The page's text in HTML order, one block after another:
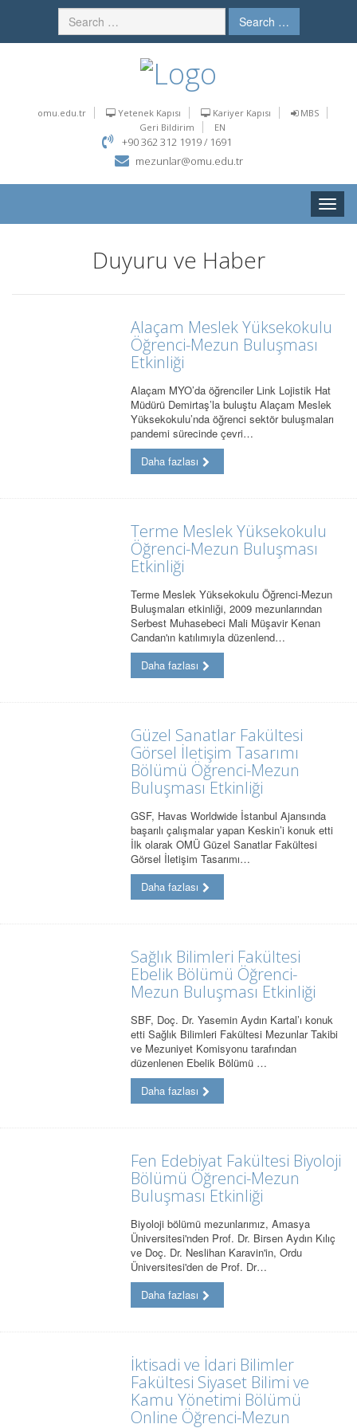
Search …
omu.edu.tr Yetenek Kapısı Kariyer Kapısı
MBS
Geri Bildirim
EN
+90 362 312 1919 / 1691
mezunlar@omu.edu.tr
Toggle
Duyuru ve Haber
Alaçam Meslek Yüksekokulu
Öğrenci-Mezun Buluşması
Etkinliği
Alaçam MYO’da öğrenciler Link Lojistik Hat
Müdürü Demirtaş’la buluştu Alaçam Meslek
Yüksekokulu’nda öğrenci sektör buluşmaları
pandemi sürecinde çevri…
Daha fazlası
Terme Meslek Yüksekokulu
Öğrenci-Mezun Buluşması
Etkinliği
Terme Meslek Yüksekokulu Öğrenci-Mezun
Buluşmaları etkinliği, 2009 mezunlarından
Serbest Muhasebeci Mali Müşavir Kenan
Candan'ın katılımıyla düzenlend…
Daha fazlası
Güzel Sanatlar Fakültesi
Görsel İletişim Tasarımı
Bölümü Öğrenci-Mezun
Buluşması Etkinliği
GSF, Havas Worldwide İstanbul Ajansında
başarılı çalışmalar yapan Keskin’i konuk etti
İlk olarak OMÜ Güzel Sanatlar Fakültesi
Görsel İletişim Tasarımı…
Daha fazlası
Sağlık Bilimleri Fakültesi
Ebelik Bölümü Öğrenci-
Mezun Buluşması Etkinliği
SBF, Doç. Dr. Yasemin Aydın Kartal’ı konuk
etti Sağlık Bilimleri Fakültesi Mezunlar Takibi
ve Mezuniyet Komisyonu tarafından
düzenlenen Ebelik Bölümü …
Daha fazlası
Fen Edebiyat Fakültesi Biyoloji
Bölümü Öğrenci-Mezun
Buluşması Etkinliği
Biyoloji bölümü mezunlarımız, Amasya
Üniversitesi'nden Prof. Dr. Birsen Aydın Kılıç
ve Doç. Dr. Neslihan Karavin'in, Ordu
Üniversitesi'den de Prof. Dr…
Daha fazlası
İktisadi ve İdari Bilimler
Fakültesi Siyaset Bilimi ve
Kamu Yönetimi Bölümü
Online Öğrenci-Mezun